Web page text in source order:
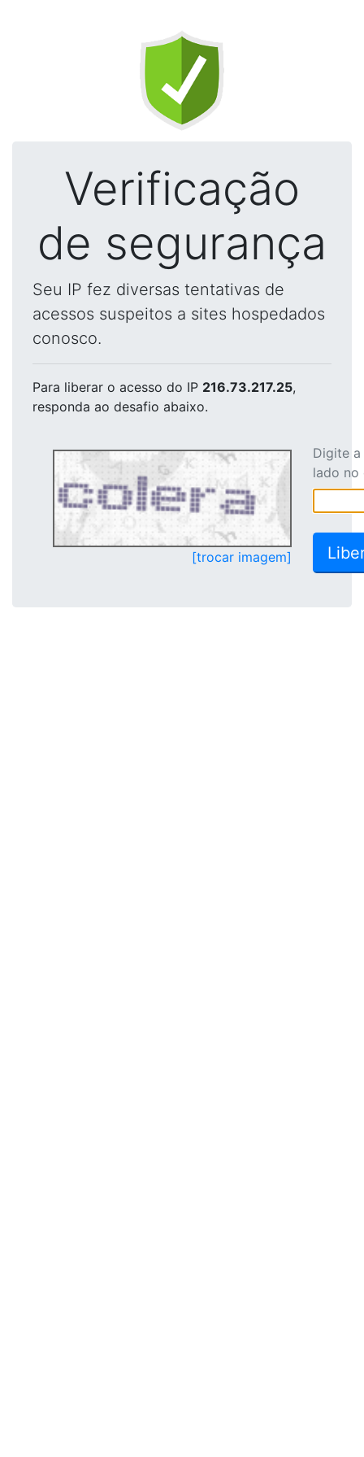
Verificação
de segurança
Seu IP fez diversas tentativas de
acessos suspeitos a sites hospedados
conosco.
Para liberar o acesso do IP 216.73.217.25,
responda ao desafio abaixo.
[trocar imagem]
Digite
lado no